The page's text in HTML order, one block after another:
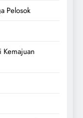
Pelosok
Kemajuan